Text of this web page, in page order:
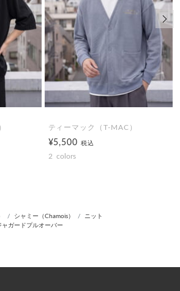
ティーマック（T-MAC）
¥5,500税込
2 colors
次
シャミー（Chamois）
ニット
ャガードプルオーバー